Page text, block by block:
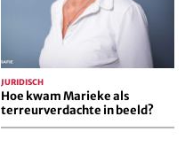
Hoe kwam Marieke als
terreurverdachte in beeld?
JURIDISCH